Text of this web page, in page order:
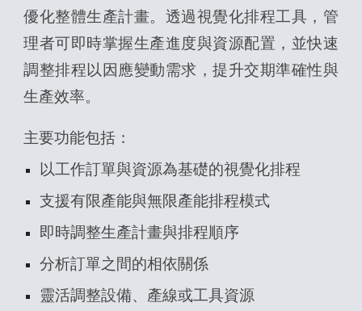
優化整體生產計畫。透過視覺化排程工具，管
理者可即時掌握生產進度與資源配置，並快速
調整排程以因應變動需求，提升交期準確性與
生產效率。
主要功能包括：
以工作訂單與資源為基礎的視覺化排程
支援有限產能與無限產能排程模式
即時調整生產計畫與排程順序
分析訂單之間的相依關係
靈活調整設備、產線或工具資源